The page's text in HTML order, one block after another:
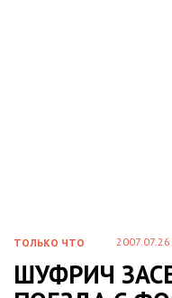
ТОЛЬКО ЧТО 2007.07.26
ШУФРИЧ